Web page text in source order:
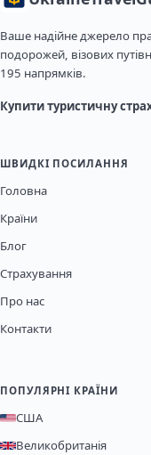
Ваше надійне джерело
подорожей, візових
195 напрямків.
Купити туристичну
ШВИДКІ ПОСИЛАННЯ
Головна
Країни
Блог
Страхування
Про нас
Контакти
ПОПУЛЯРНІ КРАЇНИ
США
Великобританія